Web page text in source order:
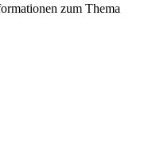
zum Thema